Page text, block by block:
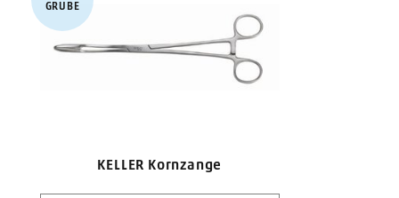
KELLER Kornzange
GRUBE